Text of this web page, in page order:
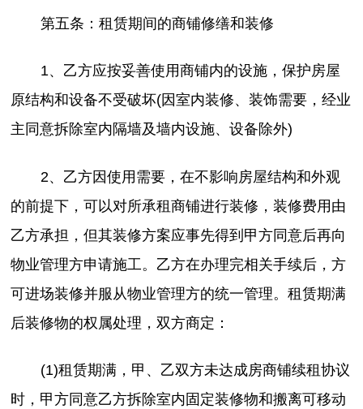
第五条：租赁期间的商铺修缮和装修
1、乙方应按妥善使用商铺内的设施，保护房屋
原结构和设备不受破坏(因室内装修、装饰需要，经业
主同意拆除室内隔墙及墙内设施、设备除外)
2、乙方因使用需要，在不影响房屋结构和外观
的前提下，可以对所承租商铺进行装修，装修费用由
乙方承担，但其装修方案应事先得到甲方同意后再向
物业管理方申请施工。乙方在办理完相关手续后，方
可进场装修并服从物业管理方的统一管理。租赁期满
后装修物的权属处理，双方商定：
(1)租赁期满，甲、乙双方未达成房商铺续租协议
时，甲方同意乙方拆除室内固定装修物和搬离可移动